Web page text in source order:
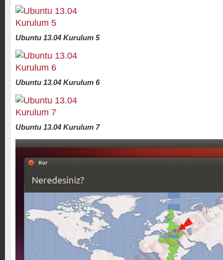
Ubuntu 13.04 Kurulum 5
Ubuntu 13.04 Kurulum 6
Ubuntu 13.04 Kurulum 7